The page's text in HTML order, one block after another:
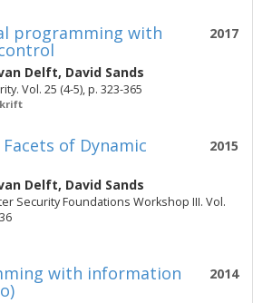
2017
programming with
Delft, David Sands
Vol. 25 (4-5), p. 323-365
2015
of Dynamic
Delft, David Sands
Security Foundations Workshop III. Vol.
2014
with information